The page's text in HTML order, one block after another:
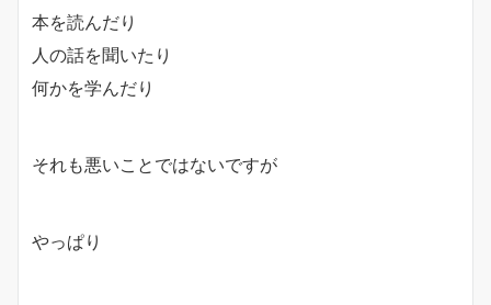
本を読んだり
人の話を聞いたり
何かを学んだり
それも悪いことではないですが
やっぱり